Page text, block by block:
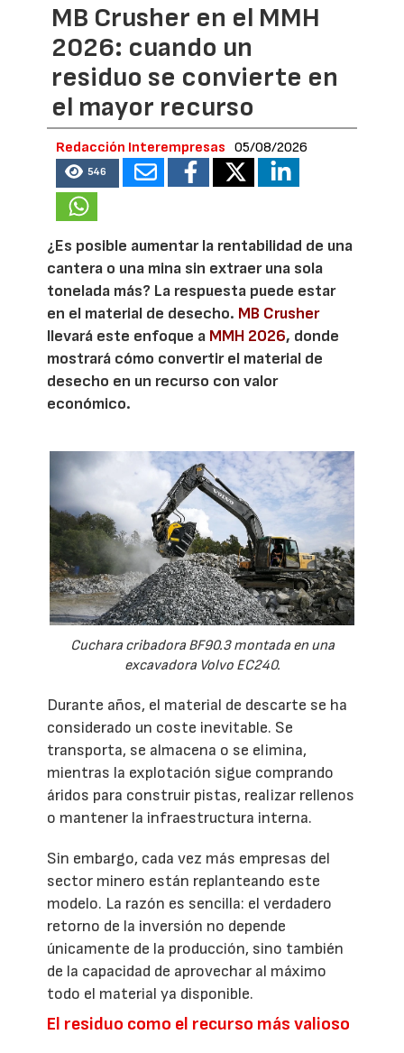
MB Crusher en el MMH
2026: cuando un
residuo se convierte en
el mayor recurso
Redacción Interempresas 05/08/2026
546
¿Es posible aumentar la rentabilidad de una
cantera o una mina sin extraer una sola
tonelada más? La respuesta puede estar
en el material de desecho. MB Crusher
llevará este enfoque a MMH 2026, donde
mostrará cómo convertir el material de
desecho en un recurso con valor
económico.
Cuchara cribadora BF90.3 montada en una
excavadora Volvo EC240.
Durante años, el material de descarte se ha
considerado un coste inevitable. Se
transporta, se almacena o se elimina,
mientras la explotación sigue comprando
áridos para construir pistas, realizar rellenos
o mantener la infraestructura interna.
Sin embargo, cada vez más empresas del
sector minero están replanteando este
modelo. La razón es sencilla: el verdadero
retorno de la inversión no depende
únicamente de la producción, sino también
de la capacidad de aprovechar al máximo
todo el material ya disponible.
El residuo como el recurso más valioso